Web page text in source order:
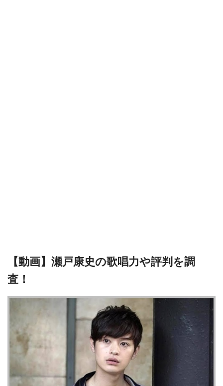
【動画】瀬戸康史の歌唱力や評判を調
査！